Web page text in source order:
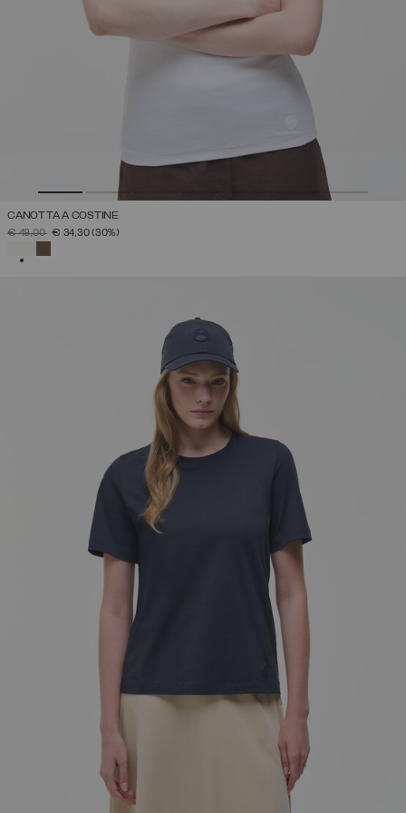
CANOTTA A COSTINE
PREZZO RIDOTTO DA
€ 49,00A€ 34,30(30%)